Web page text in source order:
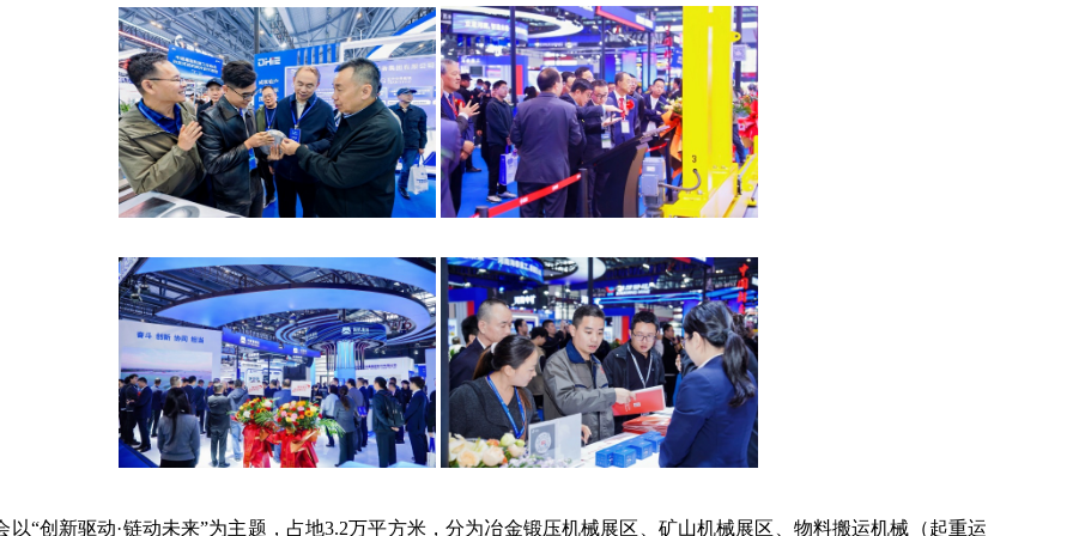
以“创新驱动·链动未来”为主题，占地3.2万平方米，分为冶金锻压机械展区、矿山机械展区、物料搬运机械（起重运